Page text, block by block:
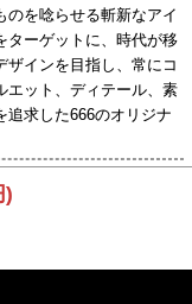
のを唸らせる斬新なアイ
ターゲットに、時代が移
ザインを目指し、常にコ
エット、ディテール、素
追求した666のオリジナ
)